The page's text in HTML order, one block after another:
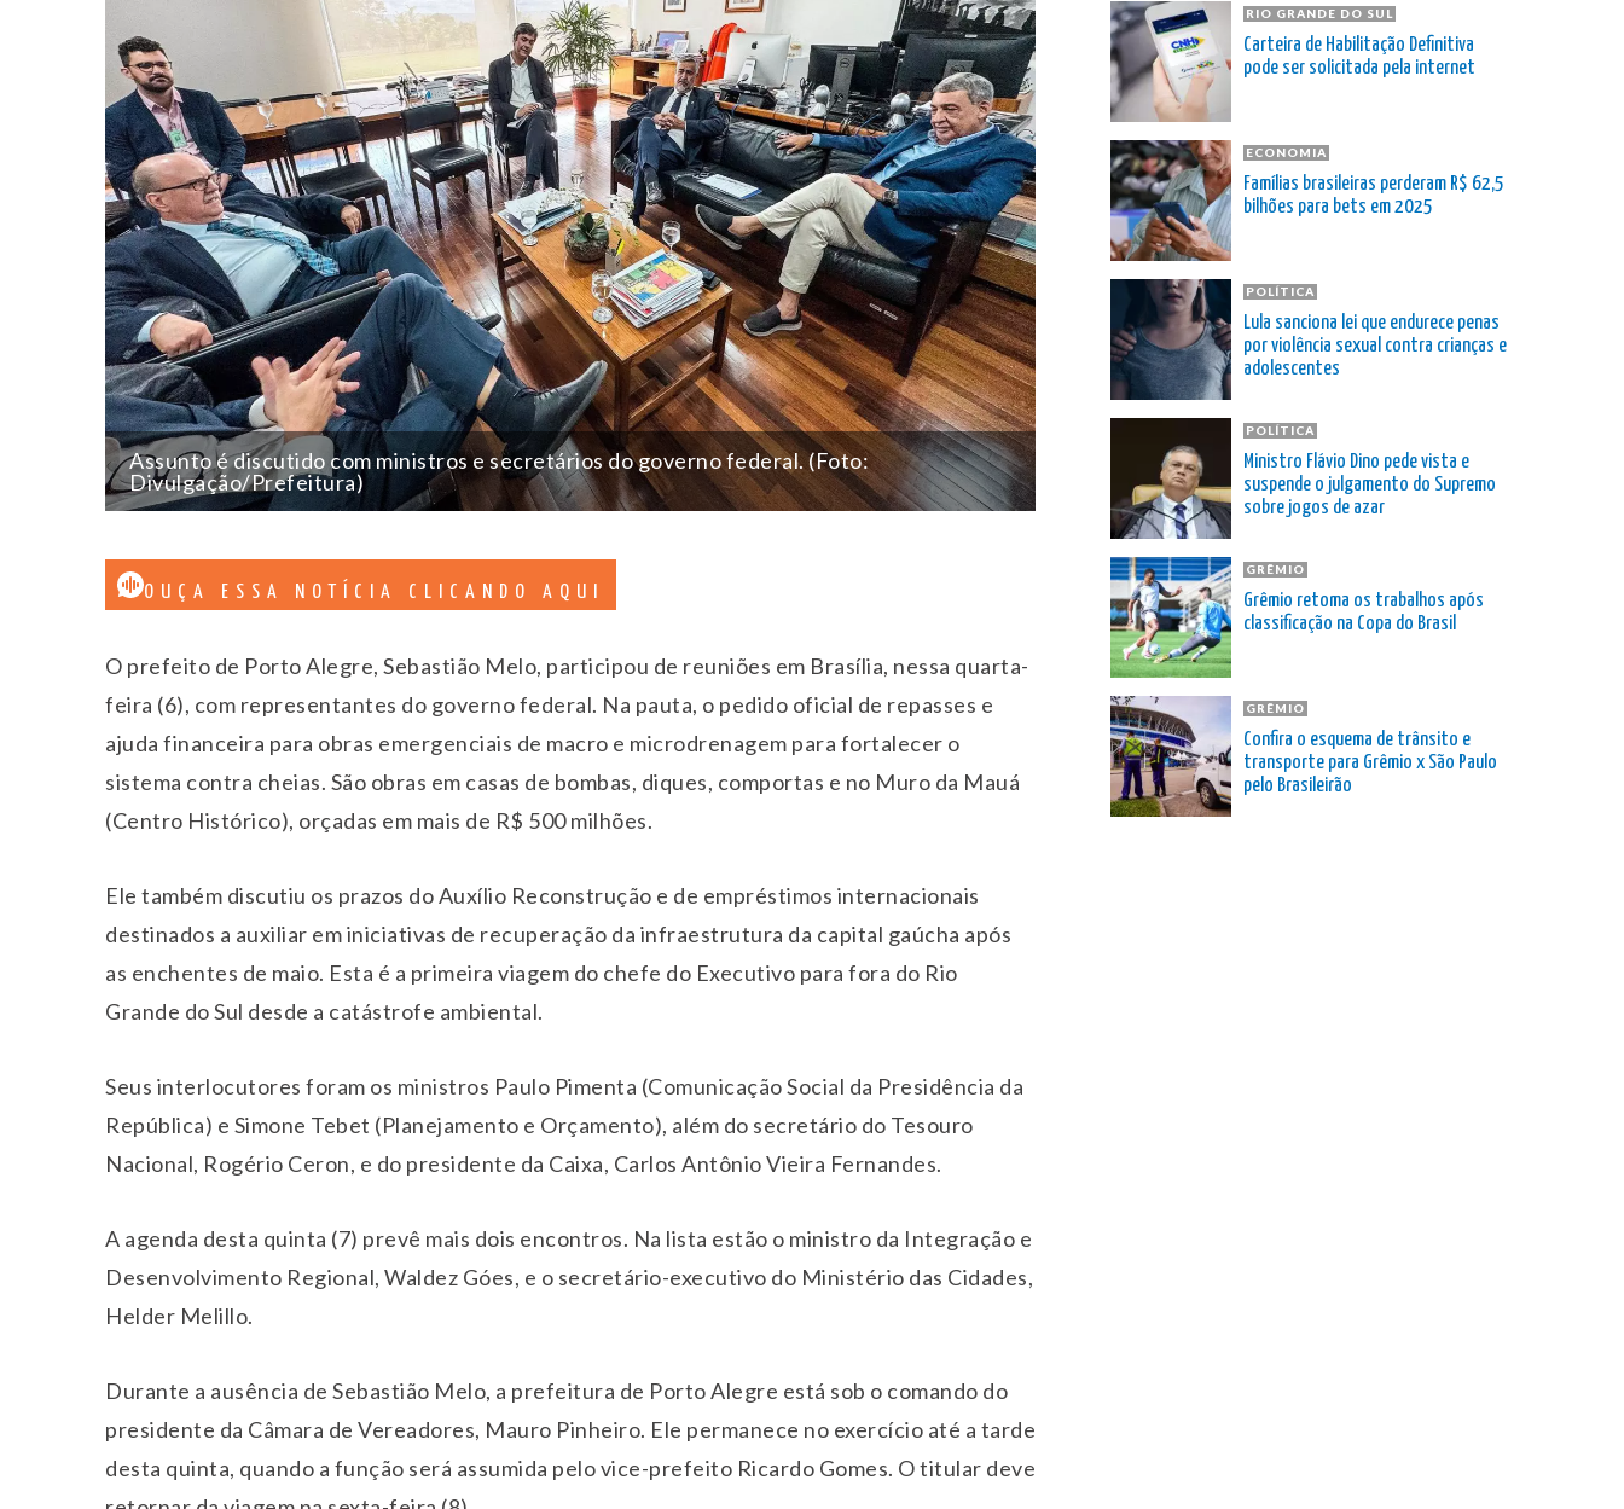
Assunto é discutido com ministros e secretários do governo federal. (Foto:
Divulgação/Prefeitura)
OUÇA ESSA NOTÍCIA CLICANDO AQUI
O prefeito de Porto Alegre, Sebastião Melo, participou de reuniões em Brasília, nessa quarta-
feira (6), com representantes do governo federal. Na pauta, o pedido oficial de repasses e
ajuda financeira para obras emergenciais de macro e microdrenagem para fortalecer o
sistema contra cheias. São obras em casas de bombas, diques, comportas e no Muro da Mauá
(Centro Histórico), orçadas em mais de R$ 500 milhões.
Ele também discutiu os prazos do Auxílio Reconstrução e de empréstimos internacionais
destinados a auxiliar em iniciativas de recuperação da infraestrutura da capital gaúcha após
as enchentes de maio. Esta é a primeira viagem do chefe do Executivo para fora do Rio
Grande do Sul desde a catástrofe ambiental.
Seus interlocutores foram os ministros Paulo Pimenta (Comunicação Social da Presidência da
República) e Simone Tebet (Planejamento e Orçamento), além do secretário do Tesouro
Nacional, Rogério Ceron, e do presidente da Caixa, Carlos Antônio Vieira Fernandes.
A agenda desta quinta (7) prevê mais dois encontros. Na lista estão o ministro da Integração e
Desenvolvimento Regional, Waldez Góes, e o secretário-executivo do Ministério das Cidades,
Helder Melillo.
Durante a ausência de Sebastião Melo, a prefeitura de Porto Alegre está sob o comando do
presidente da Câmara de Vereadores, Mauro Pinheiro. Ele permanece no exercício até a tarde
desta quinta, quando a função será assumida pelo vice-prefeito Ricardo Gomes. O titular deve
RIO GRANDE DO SUL
Carteira de Habilitação Definitiva
pode ser solicitada pela internet
ECONOMIA
Famílias brasileiras perderam R$ 62,5
bilhões para bets em 2025
POLÍTICA
Lula sanciona lei que endurece penas
por violência sexual contra crianças e
adolescentes
POLÍTICA
Ministro Flávio Dino pede vista e
suspende o julgamento do Supremo
sobre jogos de azar
GRÊMIO
Grêmio retoma os trabalhos após
classificação na Copa do Brasil
GRÊMIO
Confira o esquema de trânsito e
transporte para Grêmio x São Paulo
pelo Brasileirão